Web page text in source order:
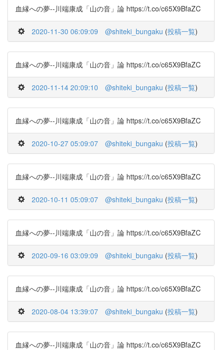
血縁への夢--川端康成「山の音」論 https://t.co/c65X9BfaZC
2020-11-30 06:09:09 @shiteki_bungaku (投稿一覧)
血縁への夢--川端康成「山の音」論 https://t.co/c65X9BfaZC
2020-11-14 20:09:10 @shiteki_bungaku (投稿一覧)
血縁への夢--川端康成「山の音」論 https://t.co/c65X9BfaZC
2020-10-27 05:09:07 @shiteki_bungaku (投稿一覧)
血縁への夢--川端康成「山の音」論 https://t.co/c65X9BfaZC
2020-10-11 05:09:07 @shiteki_bungaku (投稿一覧)
血縁への夢--川端康成「山の音」論 https://t.co/c65X9BfaZC
2020-09-16 03:09:09 @shiteki_bungaku (投稿一覧)
血縁への夢--川端康成「山の音」論 https://t.co/c65X9BfaZC
2020-08-04 13:39:07 @shiteki_bungaku (投稿一覧)
血縁への夢--川端康成「山の音」論 https://t.co/c65X9BfaZC